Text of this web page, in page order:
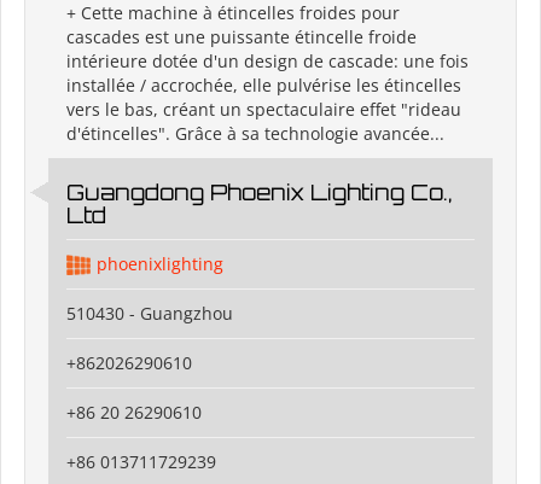
+ Cette machine à étincelles froides pour
cascades est une puissante étincelle froide
intérieure dotée d'un design de cascade: une fois
installée / accrochée, elle pulvérise les étincelles
vers le bas, créant un spectaculaire effet "rideau
d'étincelles". Grâce à sa technologie avancée...
Guangdong Phoenix Lighting Co.,
Ltd
phoenixlighting
510430 - Guangzhou
+862026290610
+86 20 26290610
+86 013711729239